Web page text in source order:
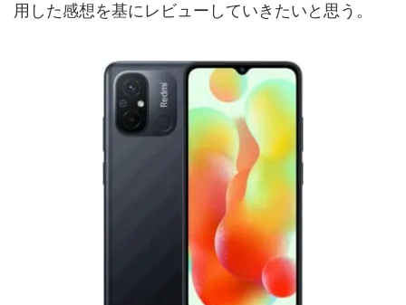
用した感想を基にレビューしていきたいと思う。